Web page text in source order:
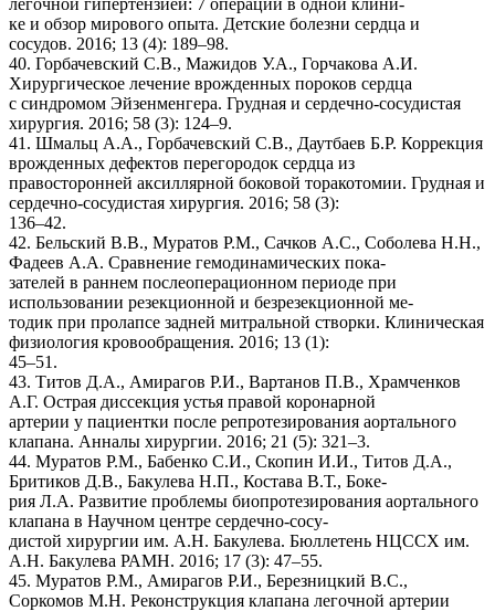
ке и обзор мирового опыта. Детские болезни сердца и
сосудов. 2016; 13 (4): 189–98.
40. Горбачевский С.В., Мажидов У.А., Горчакова А.И.
Хирургическое лечение врожденных пороков сердца
с синдромом Эйзенменгера. Грудная и сердечно-сосудистая
хирургия. 2016; 58 (3): 124–9.
41. Шмальц А.А., Горбачевский С.В., Даутбаев Б.Р. Коррекция
врожденных дефектов перегородок сердца из
правосторонней аксиллярной боковой торакотомии. Грудная и
сердечно-сосудистая хирургия. 2016; 58 (3):
136–42.
42. Бельский В.В., Муратов Р.М., Сачков А.С., Соболева Н.Н.,
Фадеев А.А. Сравнение гемодинамических пока-
зателей в раннем послеоперационном периоде при
использовании резекционной и безрезекционной ме-
тодик при пролапсе задней митральной створки. Клиническая
физиология кровообращения. 2016; 13 (1):
45–51.
43. Титов Д.А., Амирагов Р.И., Вартанов П.В., Храмченков
А.Г. Острая диссекция устья правой коронарной
артерии у пациентки после репротезирования аортального
клапана. Анналы хирургии. 2016; 21 (5): 321–3.
44. Муратов Р.М., Бабенко С.И., Скопин И.И., Титов Д.А.,
Бритиков Д.В., Бакулева Н.П., Костава В.Т., Боке-
рия Л.А. Развитие проблемы биопротезирования аортального
клапана в Научном центре сердечно-сосу-
дистой хирургии им. А.Н. Бакулева. Бюллетень НЦССХ им.
А.Н. Бакулева РАМН. 2016; 17 (3): 47–55.
45. Муратов Р.М., Амирагов Р.И., Березницкий В.С.,
Соркомов М.Н. Реконструкция клапана легочной артерии